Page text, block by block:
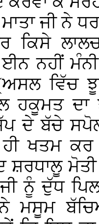
ਜੀ ਨੇ
ਕਿਸੇ
ਈਨ ਨਹੀਂ
ਵਿੱਚ
ਹਕੂਮਤ
ਦੇ ਬੱਚੇ
ਖਤਮ ਕਰ
ਸ਼ਰਧਾਲੂ
ਨੂੰ ਦੁੱਧ
ਮਸੂਮ